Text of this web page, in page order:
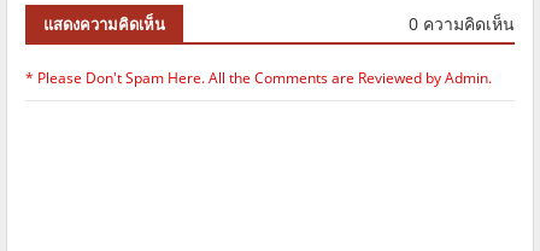
แสดงความคิดเห็น 0 ความคิดเห็น
* Please Don't Spam Here. All the Comments are Reviewed by Admin.